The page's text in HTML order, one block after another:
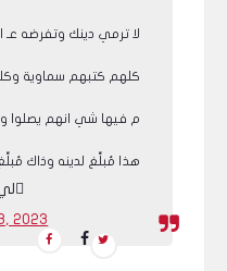
لا ترمي دينك وتفرضه عـ
كلهم كتبهم سماوية
م فيها شي انهم يصلوا
هذا مُبلِّغ لدينه وذاك
2023